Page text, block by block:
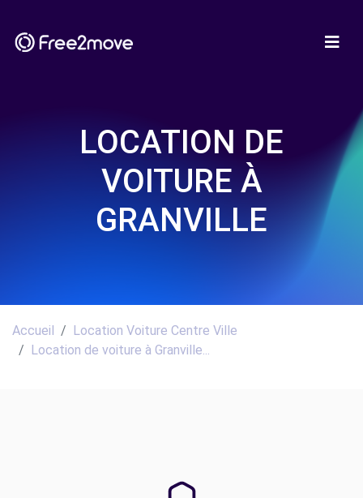
LOCATION DE
VOITURE À
GRANVILLE
Accueil
Location Voiture Centre Ville
Location de voiture à Granville...